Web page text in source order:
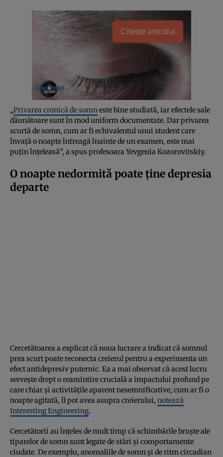
Citește articolul
„Privarea cronică de somneste bine studiată, iar efectele sale
dăunătoare sunt în mod uniform documentate. Dar privarea
scurtă de somn, cum ar fi echivalentul unui student care
învață o noapte întreagă înainte de un examen, este mai
puțin înțeleasă”, a spus profesoara Yevgenia Kozorovitskiy.
O noapte nedormită poate ține depresia
departe
Cercetătoarea a explicat că noua lucrare a indicat că somnul
prea scurt poate reconecta creierul pentru a experimenta un
efect antidepresiv puternic. Ea a mai observat că acest lucru
servește drept o reamintire crucială a impactului profund pe
care chiar și activitățile aparent nesemnificative, cum ar fi o
noapte agitată, îl pot avea asupra creierului, notează
Interesting Engineering.
Cercetătorii au înțeles de mult timp că schimbările bruște ale
tiparelor de somn sunt legate de stări și comportamente
ciudate. De exemplu, anomaliile de somn și de ritm circadian